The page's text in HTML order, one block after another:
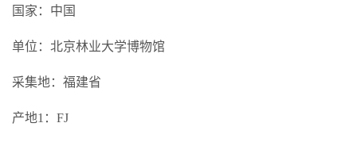
国家：中国
单位：北京林业大学博物馆
采集地：福建省
产地1：FJ